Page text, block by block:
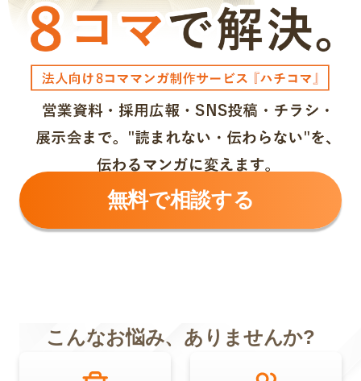
無料で相談する
こんなお悩み、ありませんか?